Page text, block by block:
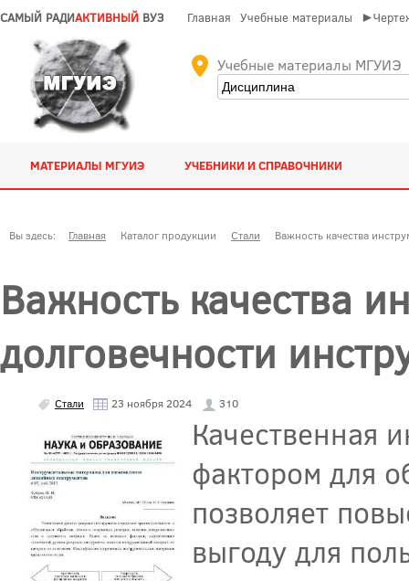
САМЫЙ РАДИАКТИВНЫЙ ВУЗ Главная Учебные материалы
Учебные материалы МГУИЭ
МАТЕРИАЛЫ МГУИЭ УЧЕБНИКИ И СПРАВОЧНИКИ
Вы здесь: Главная Каталог продукции Стали Важность качества
Важность качества
долговечности
Стали 23 ноября 2024 310
Качественная
фактором для
позволяет
выгоду для